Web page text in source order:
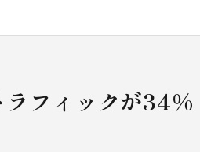
フィックが34%